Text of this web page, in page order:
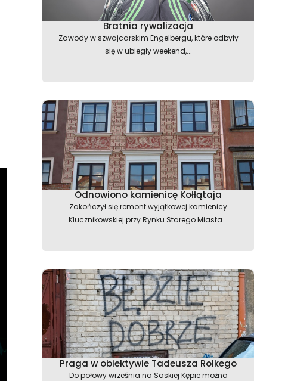
Bratnia rywalizacja
Zawody w szwajcarskim Engelbergu, które odbyły
się w ubiegły weekend,...
Odnowiono kamienicę Kołłątaja
Zakończył się remont wyjątkowej kamienicy
Klucznikowskiej przy Rynku Starego Miasta...
Praga w obiektywie Tadeusza Rolkego
Do połowy września na Saskiej Kępie można